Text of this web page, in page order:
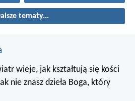
tematy...
wieje, jak kształtują się kości
nie znasz dzieła Boga, który